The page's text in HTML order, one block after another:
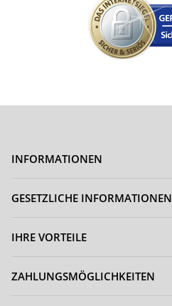
INFORMATIONEN
GESETZLICHE INFORMATIONEN
IHRE VORTEILE
ZAHLUNGSMÖGLICHKEITEN